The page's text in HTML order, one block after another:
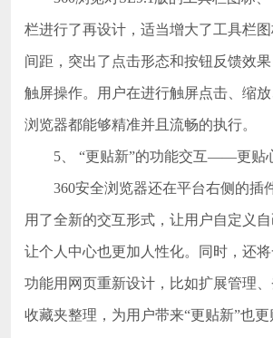
栏进行了再设计，适当增大了工具栏
间距，突出了点击形态和按钮反馈效
触屏操作。用户在进行触屏点击、缩
浏览器都能够精准并且流畅的执行。
5、 “更贴新”的功能交互——更贴
360安全浏览器还在平台右侧的插
用了全新的交互形式，让用户自定义自
让个人中心也更加人性化。同时，还
功能用网页重新设计，比如扩展管理、
收藏夹整理，为用户带来“更贴新”也更